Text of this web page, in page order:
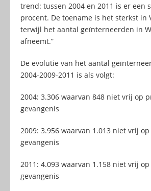
trend: tussen 2004 en 2011 is er een
procent. De toename is het sterkst in
terwijl het aantal geïnterneerden in
afneemt.”
De evolutie van het aantal
2004-2009-2011 is als volgt:
2004: 3.306 waarvan 848 niet vrij op
gevangenis
2009: 3.956 waarvan 1.013 niet vrij
gevangenis
2011: 4.093 waarvan 1.158 niet vrij
gevangenis